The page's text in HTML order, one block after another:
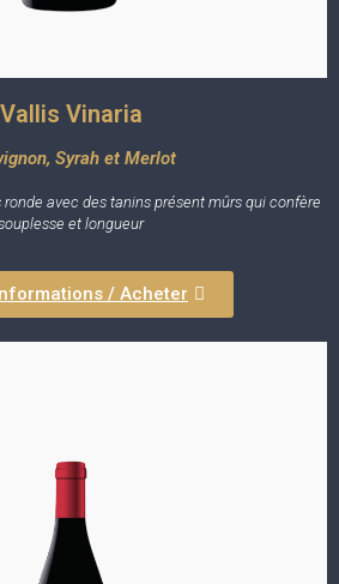
Vallis Vinaria
Syrah et Merlot
avec des tanins présent mûrs qui confère
et longueur
/ Acheter